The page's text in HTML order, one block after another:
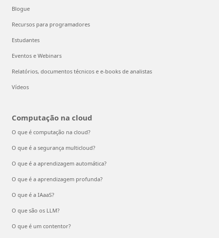
Blogue
Recursos para programadores
Estudantes
Eventos e Webinars
Relatórios, documentos técnicos e e-books de analistas
Vídeos
Computação na cloud
O que é computação na cloud?
O que é a segurança multicloud?
O que é a aprendizagem automática?
O que é a aprendizagem profunda?
O que é a IAaaS?
O que são os LLM?
O que é um contentor?